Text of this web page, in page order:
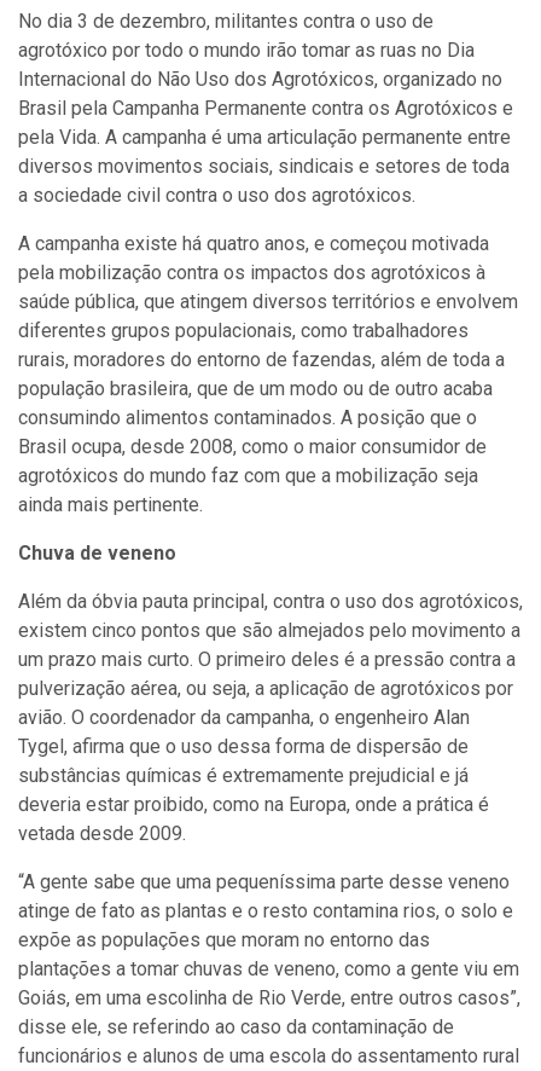
No dia 3 de dezembro, militantes contra o uso de
agrotóxico por todo o mundo irão tomar as ruas no Dia
Internacional do Não Uso dos Agrotóxicos, organizado no
Brasil pela Campanha Permanente contra os Agrotóxicos e
pela Vida. A campanha é uma articulação permanente entre
diversos movimentos sociais, sindicais e setores de toda
a sociedade civil contra o uso dos agrotóxicos.
A campanha existe há quatro anos, e começou motivada
pela mobilização contra os impactos dos agrotóxicos à
saúde pública, que atingem diversos territórios e envolvem
diferentes grupos populacionais, como trabalhadores
rurais, moradores do entorno de fazendas, além de toda a
população brasileira, que de um modo ou de outro acaba
consumindo alimentos contaminados. A posição que o
Brasil ocupa, desde 2008, como o maior consumidor de
agrotóxicos do mundo faz com que a mobilização seja
ainda mais pertinente.
Chuva de veneno
Além da óbvia pauta principal, contra o uso dos agrotóxicos,
existem cinco pontos que são almejados pelo movimento a
um prazo mais curto. O primeiro deles é a pressão contra a
pulverização aérea, ou seja, a aplicação de agrotóxicos por
avião. O coordenador da campanha, o engenheiro Alan
Tygel, afirma que o uso dessa forma de dispersão de
substâncias químicas é extremamente prejudicial e já
deveria estar proibido, como na Europa, onde a prática é
vetada desde 2009.
“A gente sabe que uma pequeníssima parte desse veneno
atinge de fato as plantas e o resto contamina rios, o solo e
expõe as populações que moram no entorno das
plantações a tomar chuvas de veneno, como a gente viu em
Goiás, em uma escolinha de Rio Verde, entre outros casos”,
disse ele, se referindo ao caso da contaminação de
funcionários e alunos de uma escola do assentamento rural